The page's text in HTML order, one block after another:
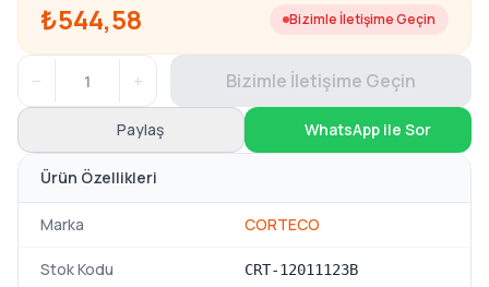
₺544,58 Bizimle İletişime Geçin
− + Bizimle İletişime Geçin
Paylaş WhatsApp ile Sor
Ürün Özellikleri
Marka CORTECO
Stok Kodu CRT-12011123B